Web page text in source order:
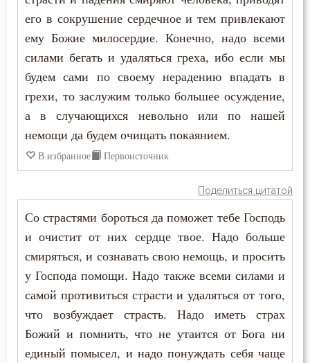
Вера
Власть
Воздержание
Воля
Врач
Время
Гнев
Гость
Варнава
Варсонофий Оптинский (Плиханков)
Василий Великий
Григорий Богослов
Григорий Великий (Двоеслов)
Григорий Нисский
Григорий Синаит
Григорий Чудотворец
Димитрий Ростовский
его в сокрушение сердечное и тем привлекают
ему Божие милосердие. Конечно, надо всеми
силами бегать и удаляться греха, ибо если мы
будем сами по своему нерадению впадать в
грехи, то заслужим только большее осуждение,
а в случающихся невольно или по нашей
немощи да будем очищать покаянием.
В избранное Первоисточник
Поделиться цитатой
Со страстями бороться да поможет тебе Господь
и очистит от них сердце твое. Надо больше
смиряться, и сознавать свою немощь, и просить
у Господа помощи. Надо также всеми силами и
самой противиться страсти и удаляться от того,
что возбуждает страсть. Надо иметь страх
Божий и помнить, что не утаится от Бога ни
единый помысел, и надо понуждать себя чаще